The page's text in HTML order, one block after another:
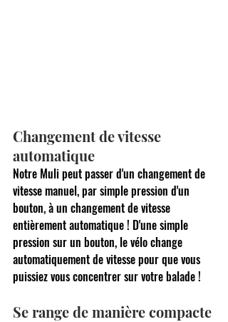
Changement de vitesse
automatique
Notre Muli peut passer d'un changement de
vitesse manuel, par simple pression d'un
bouton, à un changement de vitesse
entièrement automatique ! D'une simple
pression sur un bouton, le vélo change
automatiquement de vitesse pour que vous
puissiez vous concentrer sur votre balade !
Se range de manière compacte